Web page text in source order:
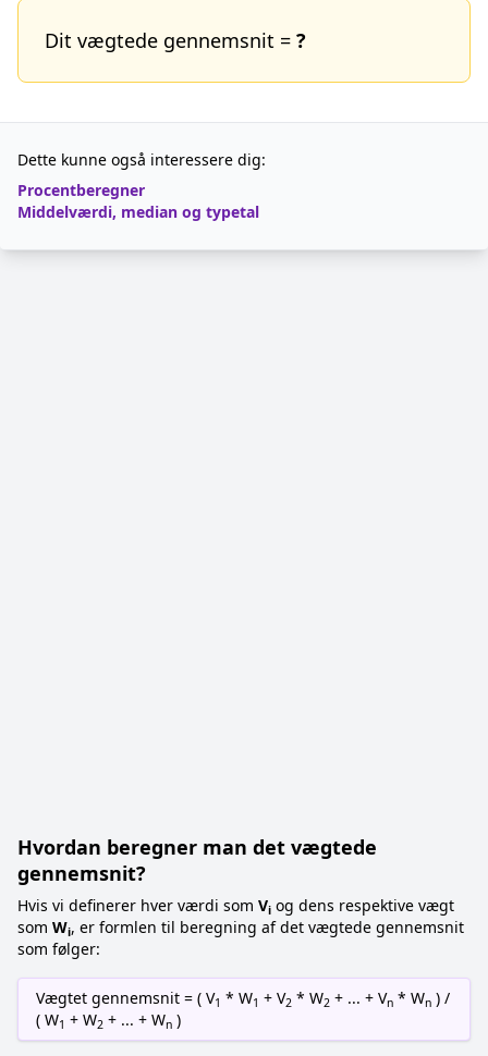
Dit vægtede gennemsnit = ?
Dette kunne også interessere dig:
Procentberegner
Middelværdi, median og typetal
Hvordan beregner man det vægtede
gennemsnit?
Hvis vi definerer hver værdi som Vi og dens respektive vægt
som Wi, er formlen til beregning af det vægtede gennemsnit
som følger:
Vægtet gennemsnit = ( V1 * W1 + V2 * W2 + ... + Vn * Wn ) /
( W1 + W2 + ... + Wn )